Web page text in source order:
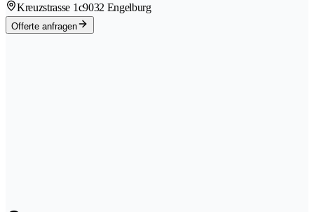
Kreuzstrasse 1c9032 Engelburg
Offerte anfragen